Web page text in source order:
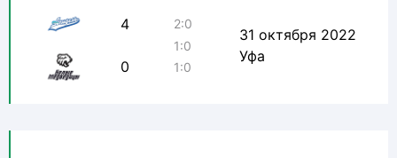
4
0
2:0
1:0
1:0
31 октября 2022
Уфа